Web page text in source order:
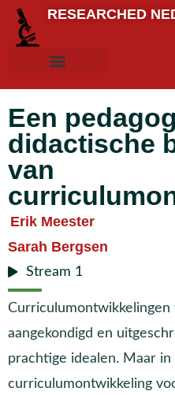
RESEARCHED
Een
didactische
van
Erik Meester
Sarah Bergsen
Stream 1
Curriculumontwikkelingen
aangekondigd en
prachtige idealen. Maar
curriculumontwikkeling